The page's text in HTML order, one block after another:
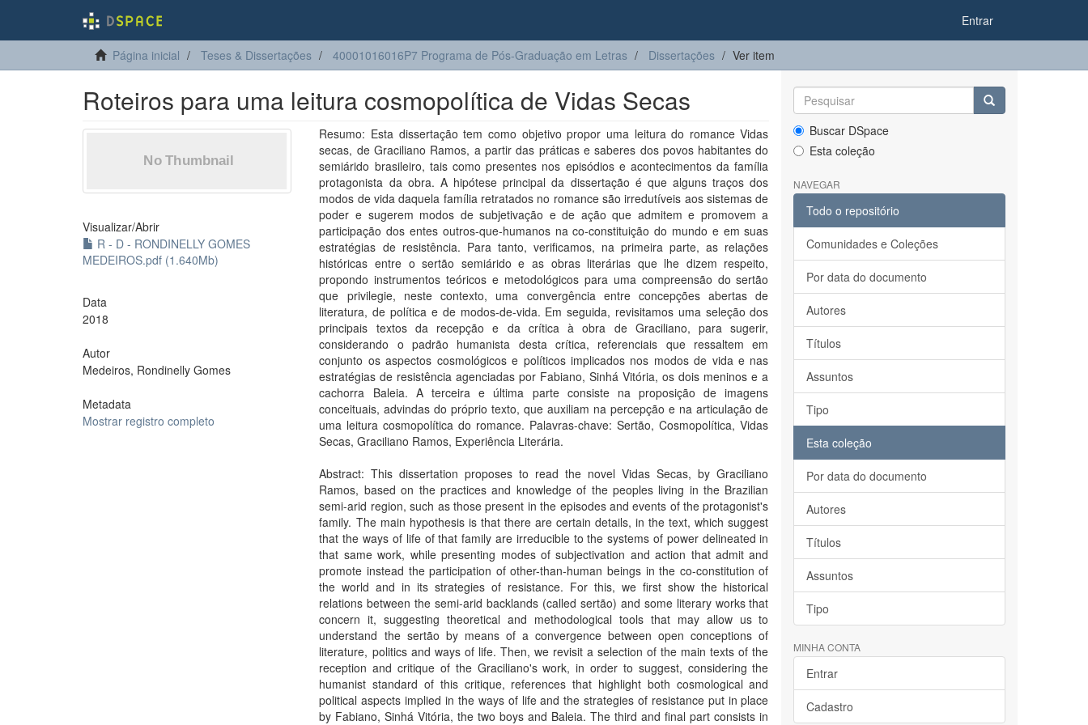
Entrar
Página inicial Teses & Dissertações 40001016016P7 Programa de Pós-Graduação em Letras Dissertações Ver item
Roteiros para uma leitura cosmopolítica de Vidas Secas
Visualizar/Abrir
R - D - RONDINELLY GOMES
MEDEIROS.pdf (1.640Mb)
Data
2018
Autor
Medeiros, Rondinelly Gomes
Metadata
Mostrar registro completo
Resumo: Esta dissertação tem como objetivo propor uma leitura do romance Vidas
secas, de Graciliano Ramos, a partir das práticas e saberes dos povos habitantes do
semiárido brasileiro, tais como presentes nos episódios e acontecimentos da família
protagonista da obra. A hipótese principal da dissertação é que alguns traços dos
modos de vida daquela família retratados no romance são irredutíveis aos sistemas de
poder e sugerem modos de subjetivação e de ação que admitem e promovem a
participação dos entes outros-que-humanos na co-constituição do mundo e em suas
estratégias de resistência. Para tanto, verificamos, na primeira parte, as relações
históricas entre o sertão semiárido e as obras literárias que lhe dizem respeito,
propondo instrumentos teóricos e metodológicos para uma compreensão do sertão
que privilegie, neste contexto, uma convergência entre concepções abertas de
literatura, de política e de modos-de-vida. Em seguida, revisitamos uma seleção dos
principais textos da recepção e da crítica à obra de Graciliano, para sugerir,
considerando o padrão humanista desta crítica, referenciais que ressaltem em
conjunto os aspectos cosmológicos e políticos implicados nos modos de vida e nas
estratégias de resistência agenciadas por Fabiano, Sinhá Vitória, os dois meninos e a
cachorra Baleia. A terceira e última parte consiste na proposição de imagens
conceituais, advindas do próprio texto, que auxiliam na percepção e na articulação de
uma leitura cosmopolítica do romance. Palavras-chave: Sertão, Cosmopolítica, Vidas
Secas, Graciliano Ramos, Experiência Literária.
Abstract: This dissertation proposes to read the novel Vidas Secas, by Graciliano
Ramos, based on the practices and knowledge of the peoples living in the Brazilian
semi-arid region, such as those present in the episodes and events of the protagonist's
family. The main hypothesis is that there are certain details, in the text, which suggest
that the ways of life of that family are irreducible to the systems of power delineated in
that same work, while presenting modes of subjectivation and action that admit and
promote instead the participation of other-than-human beings in the co-constitution of
the world and in its strategies of resistance. For this, we first show the historical
relations between the semi-arid backlands (called sertão) and some literary works that
concern it, suggesting theoretical and methodological tools that may allow us to
understand the sertão by means of a convergence between open conceptions of
literature, politics and ways of life. Then, we revisit a selection of the main texts of the
reception and critique of the Graciliano's work, in order to suggest, considering the
humanist standard of this critique, references that highlight both cosmological and
political aspects implied in the ways of life and the strategies of resistance put in place
by Fabiano, Sinhá Vitória, the two boys and Baleia. The third and final part consists in
Buscar DSpace
Esta coleção
NAVEGAR
Todo o repositório
Comunidades e Coleções
Por data do documento
Autores
Títulos
Assuntos
Tipo
Esta coleção
Por data do documento
Autores
Títulos
Assuntos
Tipo
MINHA CONTA
Entrar
Cadastro